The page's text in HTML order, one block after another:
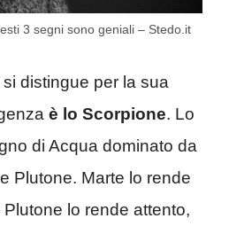
3 segni sono geniali – Stedo.it
distingue per la sua
è lo Scorpione. Lo
di Acqua dominato da
Plutone. Marte lo rende
lo rende attento,